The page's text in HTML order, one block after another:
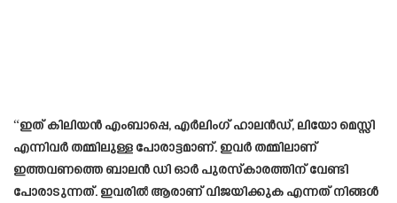
“ഇത് കിലിയൻ എംബാപ്പെ, എർലിംഗ് ഹാലൻഡ്, ലിയോ മെസ്സി
എന്നിവർ തമ്മിലുള്ള പോരാട്ടമാണ്. ഇവർ തമ്മിലാണ്
ഇത്തവണത്തെ ബാലൻ ഡി ഓർ പുരസ്കാരത്തിന് വേണ്ടി
പോരാടുന്നത്. ഇവരിൽ ആരാണ് വിജയിക്കുക എന്നത് നിങ്ങൾ